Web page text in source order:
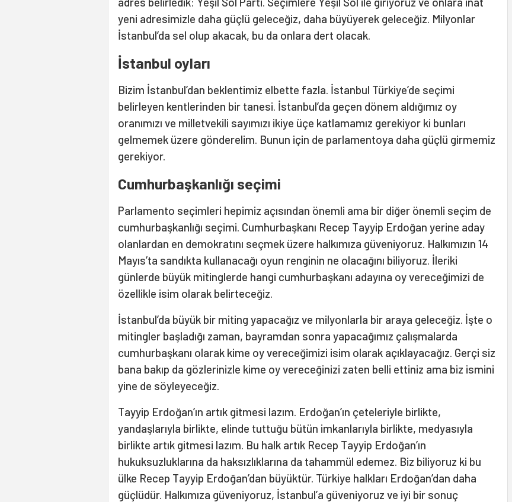
yeni adresimizle daha güçlü geleceğiz, daha büyüyerek geleceğiz. Milyonlar
İstanbul’da sel olup akacak, bu da onlara dert olacak.
İstanbul oyları
Bizim İstanbul’dan beklentimiz elbette fazla. İstanbul Türkiye’de seçimi
belirleyen kentlerinden bir tanesi. İstanbul’da geçen dönem aldığımız oy
oranımızı ve milletvekili sayımızı ikiye üçe katlamamız gerekiyor ki bunları
gelmemek üzere gönderelim. Bunun için de parlamentoya daha güçlü girmemiz
gerekiyor.
Cumhurbaşkanlığı seçimi
Parlamento seçimleri hepimiz açısından önemli ama bir diğer önemli seçim de
cumhurbaşkanlığı seçimi. Cumhurbaşkanı Recep Tayyip Erdoğan yerine aday
olanlardan en demokratını seçmek üzere halkımıza güveniyoruz. Halkımızın 14
Mayıs’ta sandıkta kullanacağı oyun renginin ne olacağını biliyoruz. İleriki
günlerde büyük mitinglerde hangi cumhurbaşkanı adayına oy vereceğimizi de
özellikle isim olarak belirteceğiz.
İstanbul’da büyük bir miting yapacağız ve milyonlarla bir araya geleceğiz. İşte o
mitingler başladığı zaman, bayramdan sonra yapacağımız çalışmalarda
cumhurbaşkanı olarak kime oy vereceğimizi isim olarak açıklayacağız. Gerçi siz
bana bakıp da gözlerinizle kime oy vereceğinizi zaten belli ettiniz ama biz ismini
yine de söyleyeceğiz.
Tayyip Erdoğan’ın artık gitmesi lazım. Erdoğan’ın çeteleriyle birlikte,
yandaşlarıyla birlikte, elinde tuttuğu bütün imkanlarıyla birlikte, medyasıyla
birlikte artık gitmesi lazım. Bu halk artık Recep Tayyip Erdoğan’ın
hukuksuzluklarına da haksızlıklarına da tahammül edemez. Biz biliyoruz ki bu
ülke Recep Tayyip Erdoğan’dan büyüktür. Türkiye halkları Erdoğan’dan daha
güçlüdür. Halkımıza güveniyoruz, İstanbul’a güveniyoruz ve iyi bir sonuç